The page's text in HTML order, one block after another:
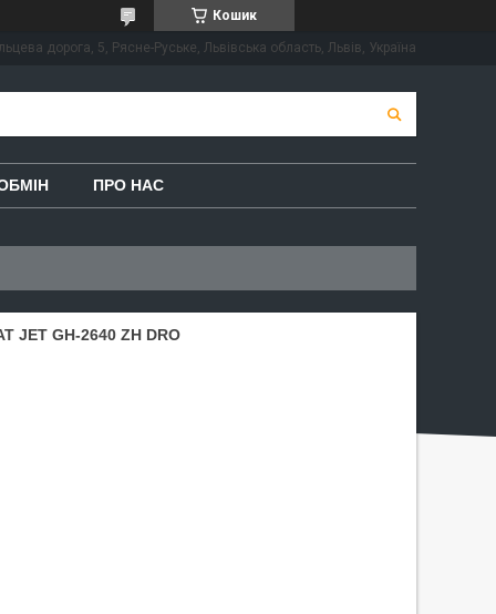
Кошик
дорога, 5, Рясне-Руське, Львівська область, Львів, Україна
ПРО НАС
GH-2640 ZH DRO